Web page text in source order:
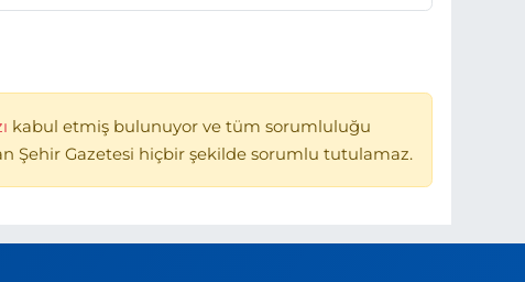
kabul etmiş bulunuyor ve tüm sorumluluğu
Şehir Gazetesi hiçbir şekilde sorumlu tutulamaz.